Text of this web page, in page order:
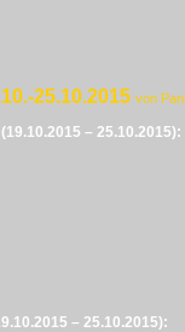
25.10.2015 von
– 25.10.2015):
– 25.10.2015):